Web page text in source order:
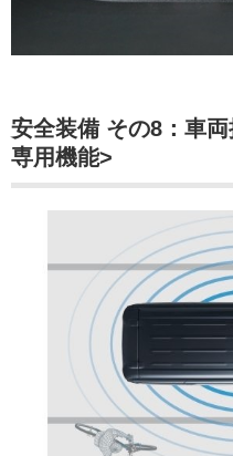
安全装備 その8：車
専用機能>